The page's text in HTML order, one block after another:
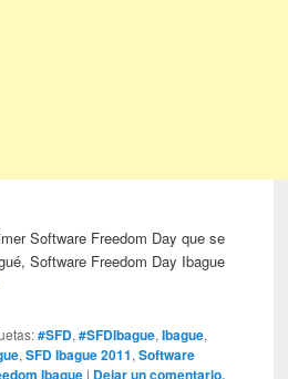
Software Freedom Day que se
Software Freedom Day Ibague
#SFD,#SFDIbague,Ibague,
,SFD Ibague 2011,Software
Ibague | Dejar un comentario.